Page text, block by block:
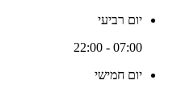
יום רביעי
07:00 - 22:00
יום חמישי